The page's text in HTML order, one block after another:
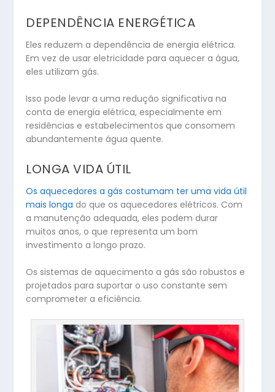
DEPENDÊNCIA ENERGÉTICA
Eles reduzem a dependência de energia elétrica.
Em vez de usar eletricidade para aquecer a água,
eles utilizam gás.
Isso pode levar a uma redução significativa na
conta de energia elétrica, especialmente em
residências e estabelecimentos que consomem
abundantemente água quente.
LONGA VIDA ÚTIL
Os aquecedores a gás costumam ter uma vida útil
mais longa do que os aquecedores elétricos. Com
a manutenção adequada, eles podem durar
muitos anos, o que representa um bom
investimento a longo prazo.
Os sistemas de aquecimento a gás são robustos e
projetados para suportar o uso constante sem
comprometer a eficiência.